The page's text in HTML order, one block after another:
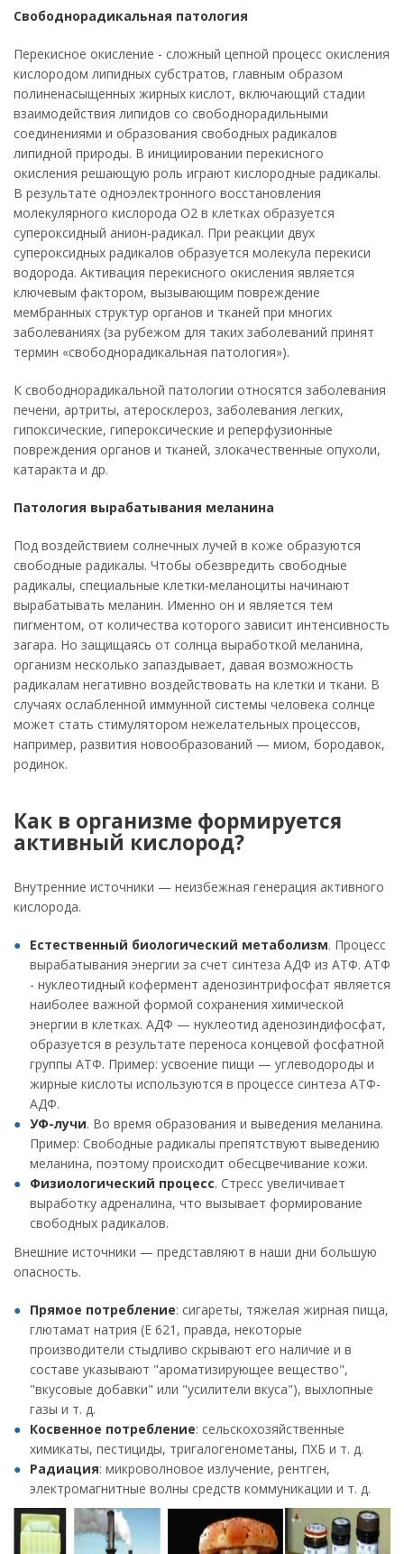
Свободнорадикальная патология
Перекисное окисление - сложный цепной процесс окисления
кислородом липидных субстратов, главным образом
полиненасыщенных жирных кислот, включающий стадии
взаимодействия липидов со свободнорадильными
соединениями и образования свободных радикалов
липидной природы. В инициировании перекисного
окисления решающую роль играют кислородные радикалы.
В результате одноэлектронного восстановления
молекулярного кислорода O2 в клетках образуется
супероксидный анион-радикал. При реакции двух
супероксидных радикалов образуется молекула перекиси
водорода. Активация перекисного окисления является
ключевым фактором, вызывающим повреждение
мембранных структур органов и тканей при многих
заболеваниях (за рубежом для таких заболеваний принят
термин «свободнорадикальная патология»).
К свободнорадикальной патологии относятся заболевания
печени, артриты, атеросклероз, заболевания легких,
гипоксические, гипероксические и реперфузионные
повреждения органов и тканей, злокачественные опухоли,
катаракта и др.
Патология вырабатывания меланина
Под воздействием солнечных лучей в коже образуются
свободные радикалы. Чтобы обезвредить свободные
радикалы, специальные клетки-меланоциты начинают
вырабатывать меланин. Именно он и является тем
пигментом, от количества которого зависит интенсивность
загара. Но защищаясь от солнца выработкой меланина,
организм несколько запаздывает, давая возможность
радикалам негативно воздействовать на клетки и ткани. В
случаях ослабленной иммунной системы человека солнце
может стать стимулятором нежелательных процессов,
например, развития новообразований — миом, бородавок,
родинок.
Как в организме формируется
активный кислород?
Внутренние источники — неизбежная генерация активного
кислорода.
Естественный биологический метаболизм. Процесс
вырабатывания энергии за счет синтеза АДФ из АТФ. АТФ
- нуклеотидный кофермент аденозинтрифосфат является
наиболее важной формой сохранения химической
энергии в клетках. АДФ — нуклеотид аденозиндифосфат,
образуется в результате переноса концевой фосфатной
группы АТФ. Пример: усвоение пищи — углеводороды и
жирные кислоты используются в процессе синтеза АТФ-
АДФ.
УФ-лучи. Во время образования и выведения меланина.
Пример: Свободные радикалы препятствуют выведению
меланина, поэтому происходит обесцвечивание кожи.
Физиологический процесс. Стресс увеличивает
выработку адреналина, что вызывает формирование
свободных радикалов.
Внешние источники — представляют в наши дни большую
опасность.
Прямое потребление: сигареты, тяжелая жирная пища,
глютамат натрия (Е 621, правда, некоторые
производители стыдливо скрывают его наличие и в
составе указывают "ароматизирующее вещество",
"вкусовые добавки" или "усилители вкуса"), выхлопные
газы и т. д.
Косвенное потребление: сельскохозяйственные
химикаты, пестициды, тригалогенометаны, ПХБ и т. д.
Радиация: микроволновое излучение, рентген,
электромагнитные волны средств коммуникации и т. д.